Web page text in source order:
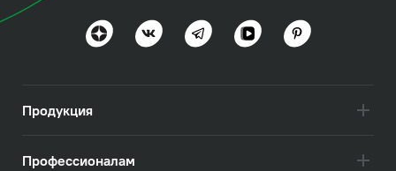
Продукция
Профессионалам